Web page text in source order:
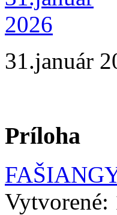
31.január
Príloha
Vytvorené: